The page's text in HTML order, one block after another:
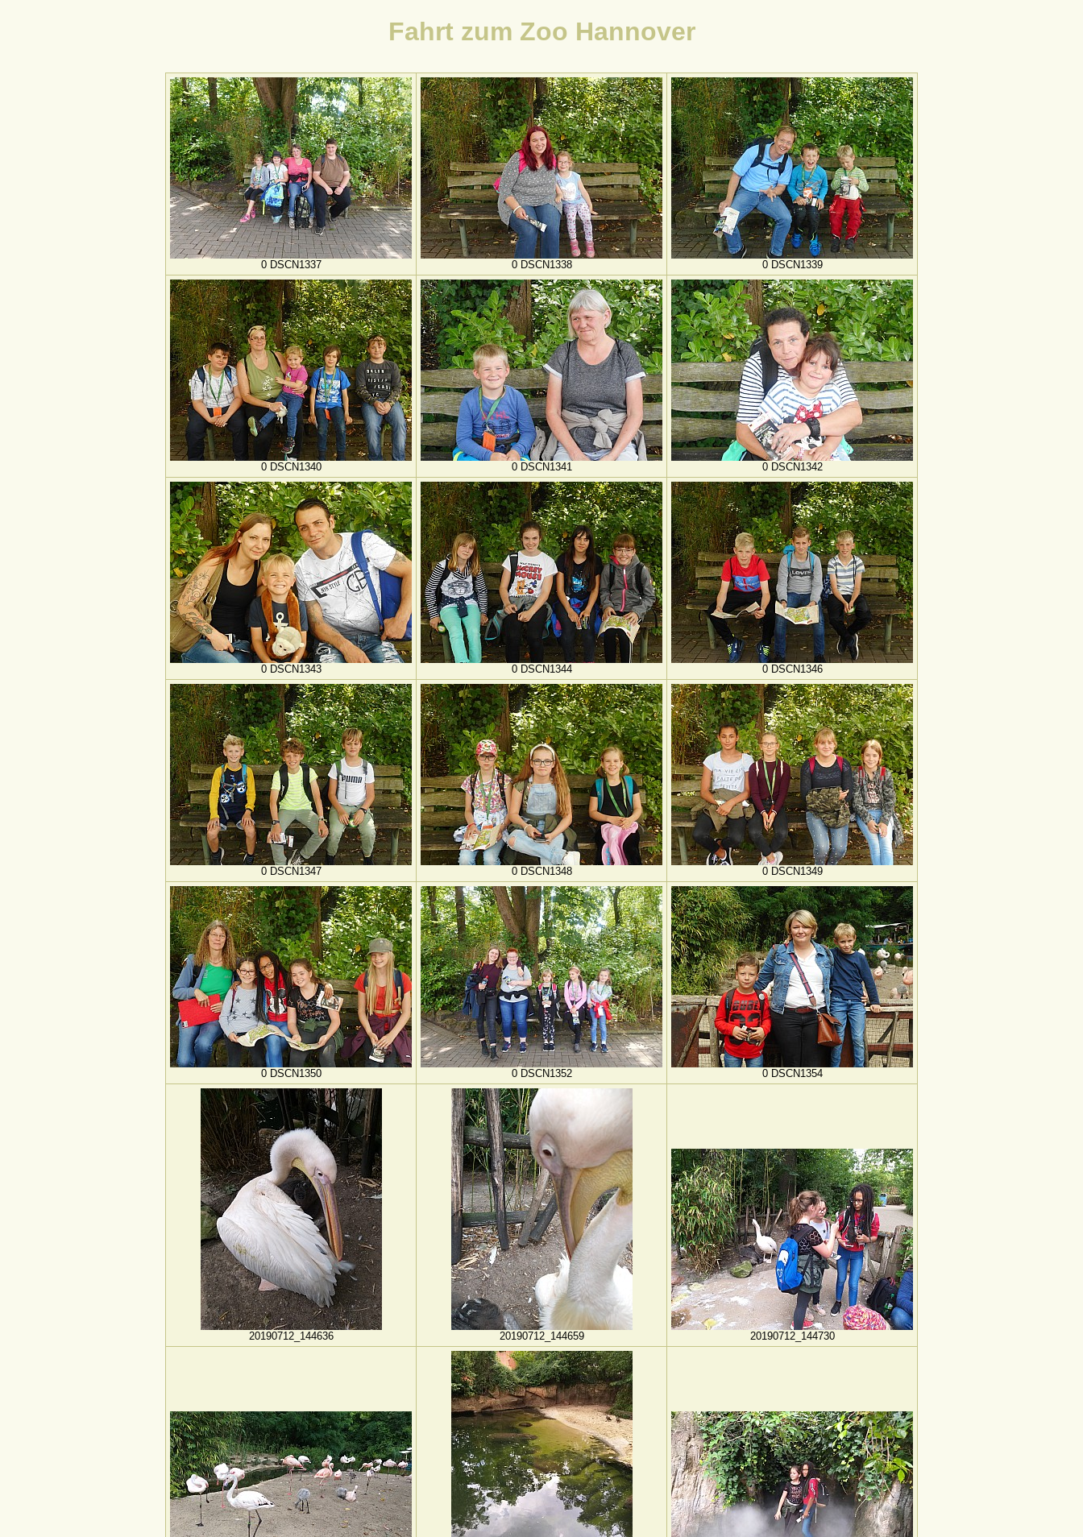
Fahrt zum Zoo Hannover
0 DSCN1337 0 DSCN1338 0 DSCN1339
0 DSCN1340 0 DSCN1341 0 DSCN1342
0 DSCN1343 0 DSCN1344 0 DSCN1346
0 DSCN1347 0 DSCN1348 0 DSCN1349
0 DSCN1350 0 DSCN1352 0 DSCN1354
20190712_144636 20190712_144659 20190712_144730